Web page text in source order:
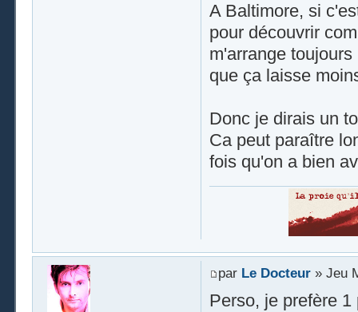
A Baltimore, si
pour découvrir
m'arrange
que ça laisse
Donc je dirais un
Ca peut paraître
fois qu'on a bien
par Le Docteur» Jeu
Perso, je prefère 1